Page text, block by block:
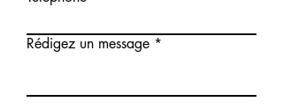
Rédigez un message